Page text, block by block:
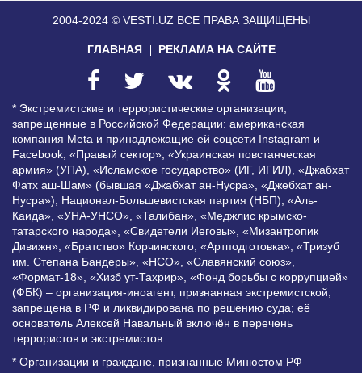
2004-2024 © VESTI.UZ ВСЕ ПРАВА ЗАЩИЩЕНЫ
ГЛАВНАЯ РЕКЛАМА НА САЙТЕ
* Экстремистские и террористические организации,
запрещенные в Российской Федерации: американская
компания Meta и принадлежащие ей соцсети Instagram и
Facebook, «Правый сектор», «Украинская повстанческая
армия» (УПА), «Исламское государство» (ИГ, ИГИЛ), «Джабхат
Фатх аш-Шам» (бывшая «Джабхат ан-Нусра», «Джебхат ан-
Нусра»), Национал-Большевистская партия (НБП), «Аль-
Каида», «УНА-УНСО», «Талибан», «Меджлис крымско-
татарского народа», «Свидетели Иеговы», «Мизантропик
Дивижн», «Братство» Корчинского, «Артподготовка», «Тризуб
им. Степана Бандеры», «НСО», «Славянский союз»,
«Формат-18», «Хизб ут-Тахрир», «Фонд борьбы с коррупцией»
(ФБК) – организация-иноагент, признанная экстремистской,
запрещена в РФ и ликвидирована по решению суда; её
основатель Алексей Навальный включён в перечень
террористов и экстремистов.
* Организации и граждане, признанные Минюстом РФ